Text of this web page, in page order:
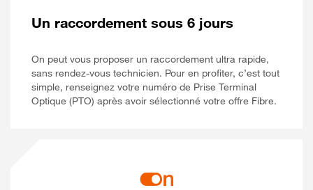
Un raccordement sous 6 jours
On peut vous proposer un raccordement ultra rapide,
sans rendez-vous technicien. Pour en profiter, c’est tout
simple, renseignez votre numéro de Prise Terminal
Optique (PTO) après avoir sélectionné votre offre Fibre.